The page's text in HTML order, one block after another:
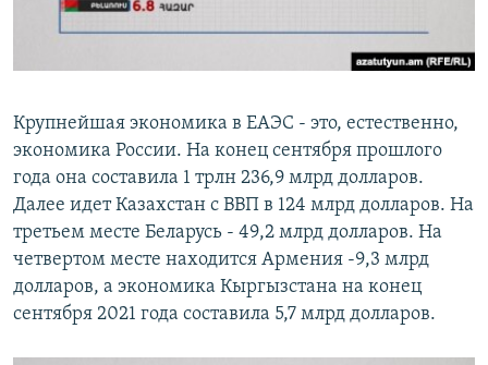
Крупнейшая экономика в ЕАЭС - это, естественно,
экономика России. На конец сентября прошлого
года она составила 1 трлн 236,9 млрд долларов.
Далее идет Казахстан с ВВП в 124 млрд долларов. На
третьем месте Беларусь - 49,2 млрд долларов. На
четвертом месте находится Армения -9,3 млрд
долларов, а экономика Кыргызстана на конец
сентября 2021 года составила 5,7 млрд долларов.